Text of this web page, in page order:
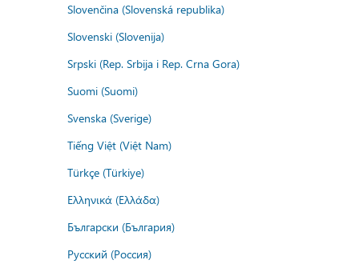
Slovenčina (Slovenská republika)
Slovenski (Slovenija)
Srpski (Rep. Srbija i Rep. Crna Gora)
Suomi (Suomi)
Svenska (Sverige)
Tiếng Việt (Việt Nam)
Türkçe (Türkiye)
Ελληνικά (Ελλάδα)
Български (България)
Русский (Россия)